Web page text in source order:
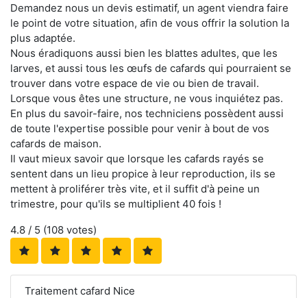
Demandez nous un devis estimatif, un agent viendra faire
le point de votre situation, afin de vous offrir la solution la
plus adaptée.
Nous éradiquons aussi bien les blattes adultes, que les
larves, et aussi tous les œufs de cafards qui pourraient se
trouver dans votre espace de vie ou bien de travail.
Lorsque vous êtes une structure, ne vous inquiétez pas.
En plus du savoir-faire, nos techniciens possèdent aussi
de toute l'expertise possible pour venir à bout de vos
cafards de maison.
Il vaut mieux savoir que lorsque les cafards rayés se
sentent dans un lieu propice à leur reproduction, ils se
mettent à proliférer très vite, et il suffit d'à peine un
trimestre, pour qu'ils se multiplient 40 fois !
4.8 / 5 (108 votes)
Traitement cafard Nice